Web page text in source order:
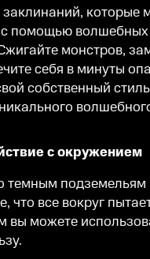
которые
помощью волшебных
монстров,
себя в минуты
собственный
с окружением
темным подземельям
что все вокруг
вы можете